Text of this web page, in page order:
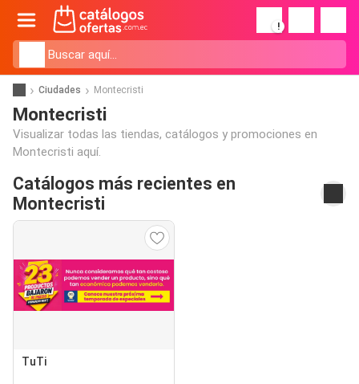
!
Ciudades Montecristi
Montecristi
Visualizar todas las tiendas, catálogos y promociones en
Montecristi aquí.
Catálogos más recientes en
Montecristi
TuTi